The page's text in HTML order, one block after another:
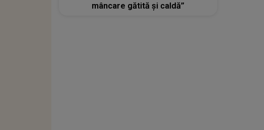
mâncare gătită și caldă”